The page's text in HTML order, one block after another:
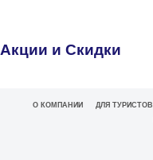
Акции и Скидки
О КОМПАНИИ ДЛЯ ТУРИСТОВ